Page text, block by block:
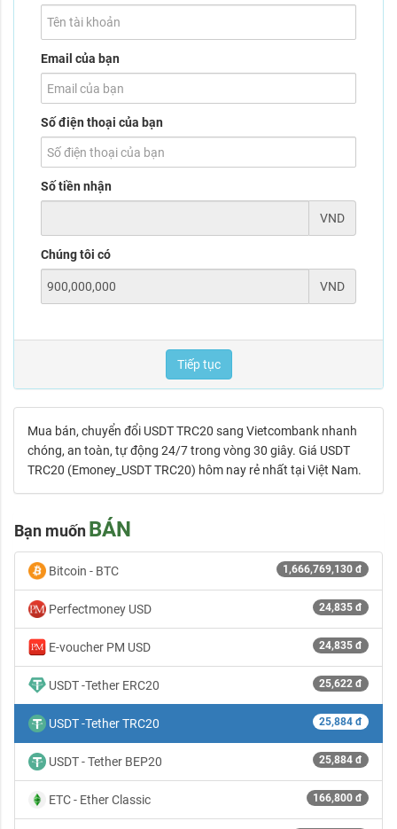
Email của bạn
Số điện thoại của bạn
Số tiền nhận
VND
Chúng tôi có
VND
Tiếp tục
Mua bán, chuyển đổi USDT TRC20 sang Vietcombank nhanh
chóng, an toàn, tự động 24/7 trong vòng 30 giây. Giá USDT
TRC20 (Emoney_USDT TRC20) hôm nay rẻ nhất tại Việt Nam.
Bạn muốnBÁN
Bitcoin - BTC 1,666,769,130 đ
Perfectmoney USD 24,835 đ
E-voucher PM USD 24,835 đ
USDT -Tether ERC20 25,622 đ
USDT -Tether TRC20 25,884 đ
USDT - Tether BEP20 25,884 đ
ETC - Ether Classic 166,800 đ